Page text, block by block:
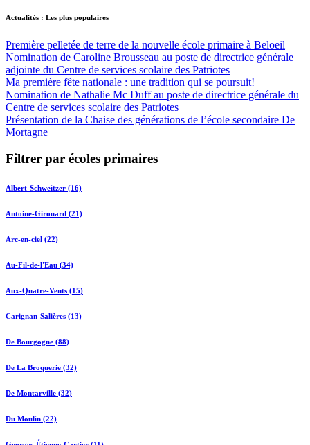
Actualités : Les plus populaires
Première pelletée de terre de la nouvelle école primaire à Beloeil
Nomination de Caroline Brousseau au poste de directrice générale
adjointe du Centre de services scolaire des Patriotes
Ma première fête nationale : une tradition qui se poursuit!
Nomination de Nathalie Mc Duff au poste de directrice générale du
Centre de services scolaire des Patriotes
Présentation de la Chaise des générations de l’école secondaire De
Mortagne
Filtrer par écoles primaires
Albert-Schweitzer (16)
Antoine-Girouard (21)
Arc-en-ciel (22)
Au-Fil-de-l'Eau (34)
Aux-Quatre-Vents (15)
Carignan-Salières (13)
De Bourgogne (88)
De La Broquerie (32)
De Montarville (32)
Du Moulin (22)